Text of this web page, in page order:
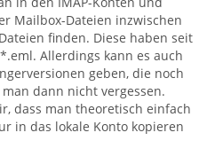
Mailbox-Dateien inzwischen
finden. Diese haben seit
Allerdings kann es auch
geben, die noch
dann nicht vergessen.
dass man theoretisch einfach
in das lokale Konto kopieren